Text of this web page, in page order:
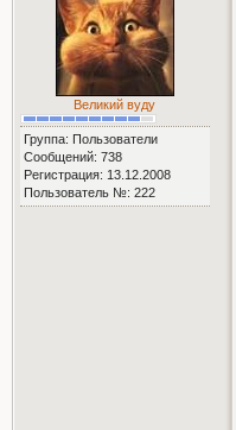
Великий вуду
Группа: Пользователи
Сообщений: 738
Регистрация: 13.12.2008
Пользователь №: 222